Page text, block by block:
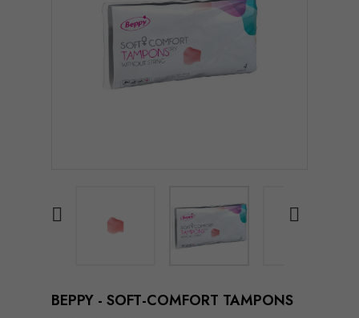
 
BEPPY - SOFT-COMFORT TAMPONS